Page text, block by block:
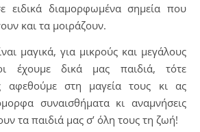
ειδικά διαμορφωμένα σημεία που
και τα μοιράζουν.
μαγικά, για μικρούς και μεγάλους
έχουμε δικά μας παιδιά, τότε
αφεθούμε στη μαγεία τους κι ας
συναισθήματα κι αναμνήσεις
τα παιδιά μας σ’ όλη τους τη ζωή!